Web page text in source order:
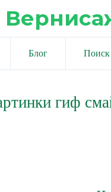
Блог Поиск
гиф